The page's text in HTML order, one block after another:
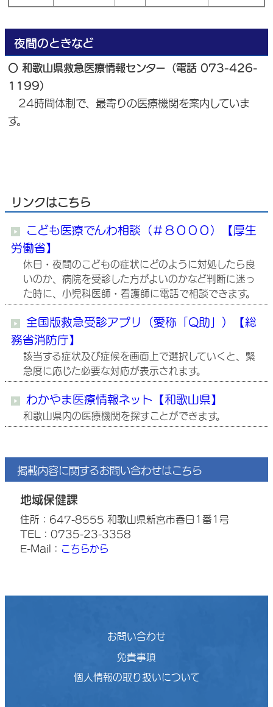
夜間のときなど
〇 和歌山県救急医療情報センター（電話 073-426-
1199）
24時間体制で、最寄りの医療機関を案内していま
す。
リンクはこちら
こども医療でんわ相談（＃８０００）【厚生
労働省】
休日・夜間のこどもの症状にどのように対処したら良
いのか、病院を受診した方がよいのかなど判断に迷っ
た時に、小児科医師・看護師に電話で相談できます。
全国版救急受診アプリ（愛称「Q助」）【総
務省消防庁】
該当する症状及び症候を画面上で選択していくと、緊
急度に応じた必要な対応が表示されます。
わかやま医療情報ネット【和歌山県】
和歌山県内の医療機関を探すことができます。
掲載内容に関するお問い合わせはこちら
地域保健課
住所：647-8555 和歌山県新宮市春日1番1号
TEL：0735-23-3358
E-Mail： こちらから
お問い合わせ
免責事項
個人情報の取り扱いについて